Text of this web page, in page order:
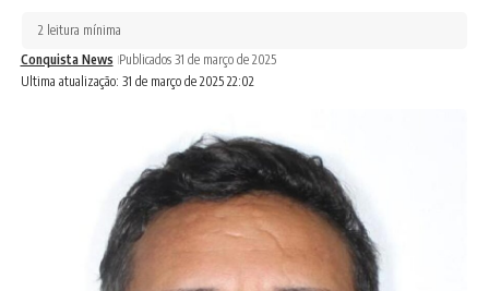
Ultima atualização: 31 de março de 2025 22:02
Conquista News Publicados 31 de março de 2025
2 leitura mínima